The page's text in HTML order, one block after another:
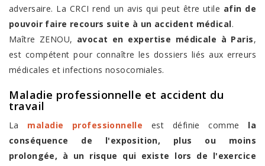
adversaire. La CRCI rend un avis qui peut être utile afin de
pouvoir faire recours suite à un accident médical.
Maître ZENOU, avocat en expertise médicale à Paris,
est compétent pour connaître les dossiers liés aux erreurs
médicales et infections nosocomiales.
Maladie professionnelle et accident du
travail
La maladie professionnelle est définie comme la
conséquence de l'exposition, plus ou moins
prolongée, à un risque qui existe lors de l'exercice